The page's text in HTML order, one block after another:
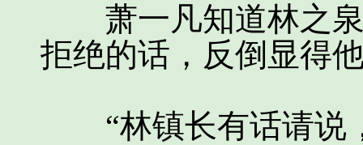
萧一凡知道林之泉
拒绝的话，反倒显得
“林镇长有话请说